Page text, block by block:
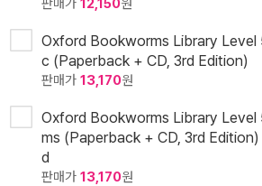
Oxford Bookworms Library Level
c (Paperback + CD, 3rd Edition)
판매가 13,170원
Oxford Bookworms Library Level
ms (Paperback + CD, 3rd
d
판매가 13,170원